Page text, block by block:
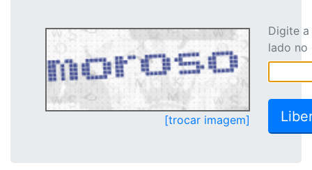
[trocar imagem]
Digite
lado no